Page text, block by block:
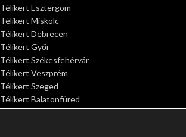
Télikert Esztergom
Télikert Miskolc
Télikert Debrecen
Télikert Győr
Télikert Székesfehérvár
Télikert Veszprém
Télikert Szeged
Télikert Balatonfüred
Télikert Siófok